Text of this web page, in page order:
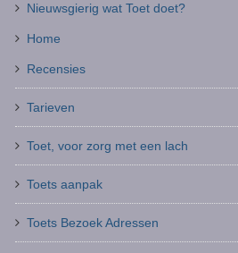
Nieuwsgierig wat Toet doet?
Home
Recensies
Tarieven
Toet, voor zorg met een lach
Toets aanpak
Toets Bezoek Adressen